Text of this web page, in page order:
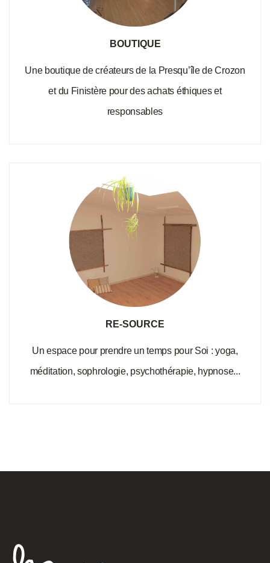
BOUTIQUE
Une boutique de créateurs de la Presqu’île de Crozon
et du Finistère pour des achats éthiques et
responsables
RE-SOURCE
Un espace pour prendre un temps pour Soi : yoga,
méditation, sophrologie, psychothérapie, hypnose...